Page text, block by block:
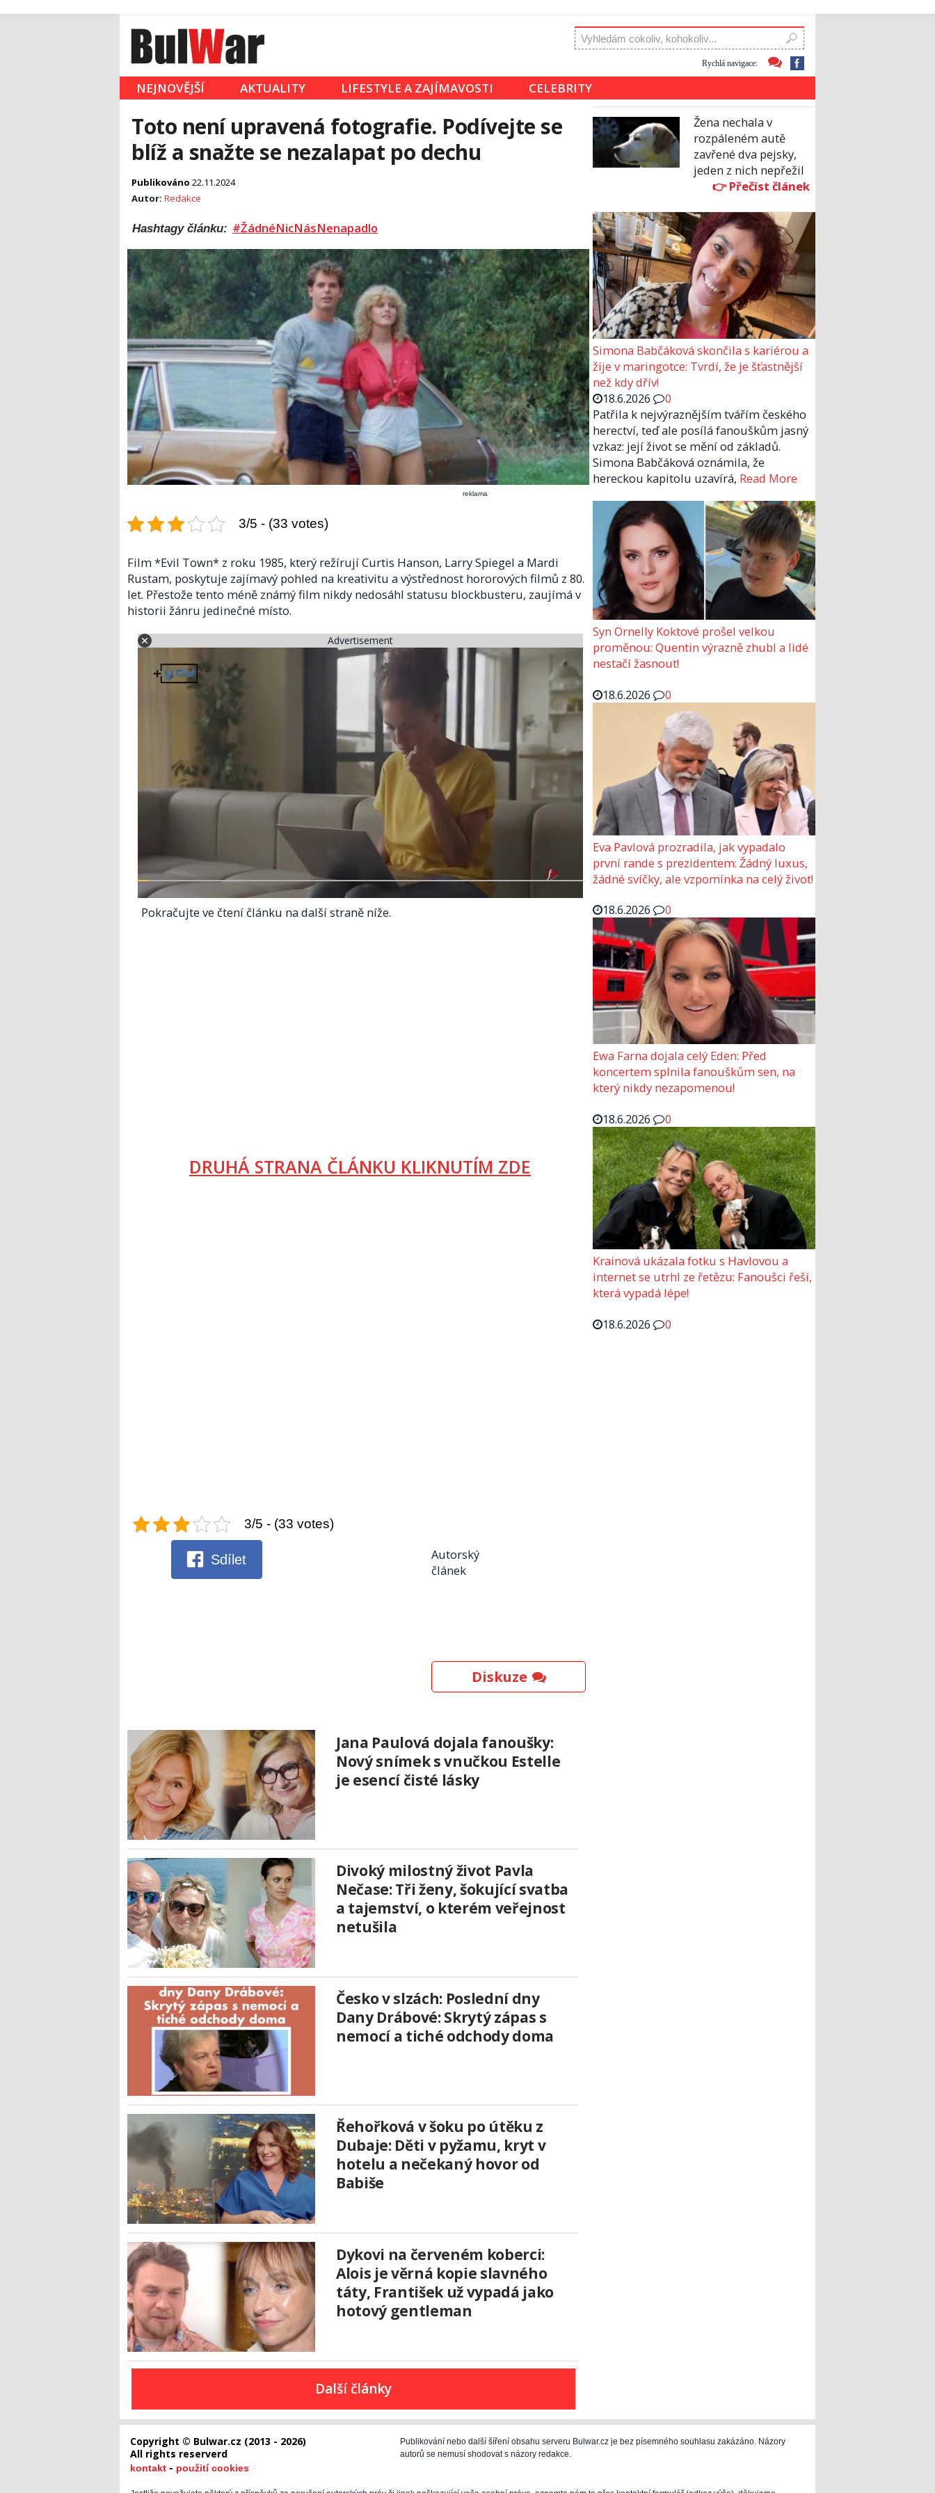
Rychlá navigace:
NEJNOVĚJŠÍ AKTUALITY LIFESTYLE A ZAJÍMAVOSTI CELEBRITY
Toto není upravená fotografie. Podívejte se
blíž a snažte se nezalapat po dechu
Publikováno 22.11.2024
Autor: Redakce
Hashtagy článku: #ŽádnéNicNásNenapadlo
reklama
3/5 - (33 votes)
Film *Evil Town* z roku 1985, který režírují Curtis Hanson, Larry Spiegel a Mardi
Rustam, poskytuje zajímavý pohled na kreativitu a výstřednost hororových filmů z 80.
let. Přestože tento méně známý film nikdy nedosáhl statusu blockbusteru, zaujímá v
historii žánru jedinečné místo.
Advertisement
Pokračujte ve čtení článku na další straně níže.
DRUHÁ STRANA ČLÁNKU KLIKNUTÍM ZDE
3/5 - (33 votes)
Sdílet
Autorský
článek
Diskuze
Jana Paulová dojala fanoušky:
Nový snímek s vnučkou Estelle
je esencí čisté lásky
Divoký milostný život Pavla
Nečase: Tři ženy, šokující svatba
a tajemství, o kterém veřejnost
netušila
Česko v slzách: Poslední dny
Dany Drábové: Skrytý zápas s
nemocí a tiché odchody doma
Řehořková v šoku po útěku z
Dubaje: Děti v pyžamu, kryt v
hotelu a nečekaný hovor od
Babiše
Dykovi na červeném koberci:
Alois je věrná kopie slavného
táty, František už vypadá jako
hotový gentleman
Další články
Žena nechala v
rozpáleném autě
zavřené dva pejsky,
jeden z nich nepřežil
Simona Babčáková skončila s kariérou a
žije v maringotce: Tvrdí, že je šťastnější
než kdy dřív!
18.6.2026
0
Patřila k nejvýraznějším tvářím českého
herectví, teď ale posílá fanouškům jasný
vzkaz: její život se mění od základů.
Simona Babčáková oznámila, že
hereckou kapitolu uzavírá, Read More
Syn Ornelly Koktové prošel velkou
proměnou: Quentin výrazně zhubl a lidé
nestačí žasnout!
18.6.2026
0
Eva Pavlová prozradila, jak vypadalo
první rande s prezidentem: Žádný luxus,
žádné svíčky, ale vzpomínka na celý život!
18.6.2026
0
Ewa Farna dojala celý Eden: Před
koncertem splnila fanouškům sen, na
který nikdy nezapomenou!
18.6.2026
0
Krainová ukázala fotku s Havlovou a
internet se utrhl ze řetězu: Fanoušci řeší,
která vypadá lépe!
18.6.2026
0
Copyright © Bulwar.cz (2013 - 2026)
All rights reserverd
kontakt - použití cookies
Publikování nebo další šíření obsahu serveru Bulwar.cz je bez písemného souhlasu zakázáno. Názory
autorů se nemusí shodovat s názory redakce.